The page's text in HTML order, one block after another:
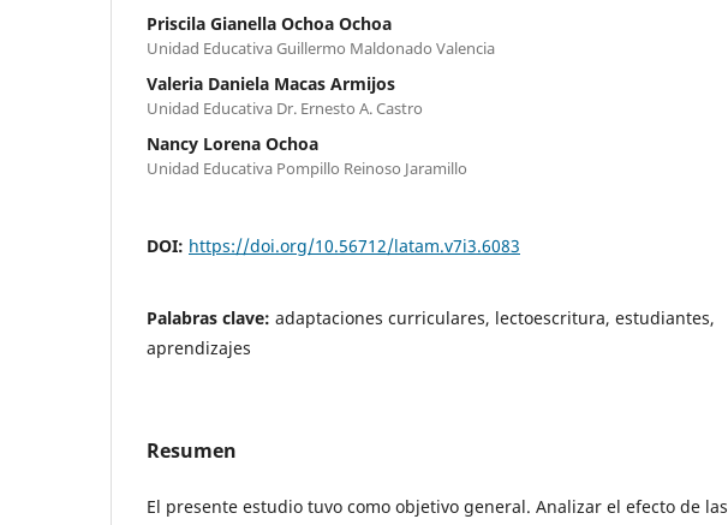
Priscila Gianella Ochoa Ochoa
Unidad Educativa Guillermo Maldonado Valencia
Valeria Daniela Macas Armijos
Unidad Educativa Dr. Ernesto A. Castro
Nancy Lorena Ochoa
Unidad Educativa Pompillo Reinoso Jaramillo
DOI: https://doi.org/10.56712/latam.v7i3.6083
Palabras clave: adaptaciones curriculares, lectoescritura, estudiantes,
aprendizajes
Resumen
El presente estudio tuvo como objetivo general. Analizar el efecto de las